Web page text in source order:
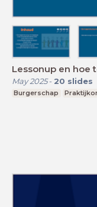
Lessonup en hoe
May 2025- 20 slides
Burgerschap